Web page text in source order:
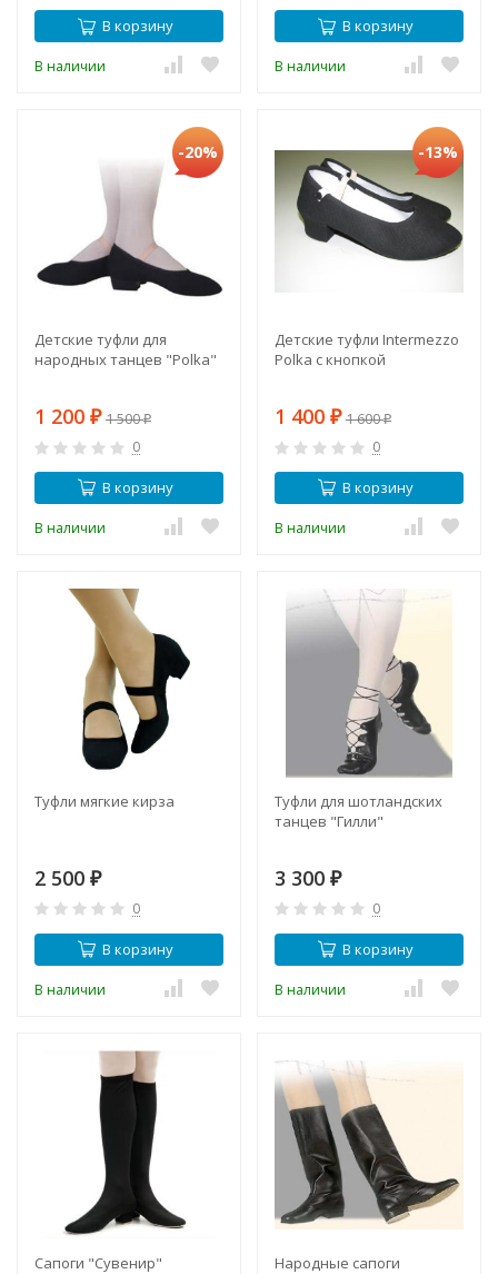
В корзину
В наличии
В корзину
В наличии
-20%
Детские туфли для
народных танцев "Polka"
1 200 ₽ 1 500₽
0
В корзину
В наличии
-13%
Детские туфли Intermezzo
Polka с кнопкой
1 400 ₽ 1 600₽
0
В корзину
В наличии
Туфли мягкие кирза
2 500 ₽
0
В корзину
В наличии
Туфли для шотландских
танцев "Гилли"
3 300 ₽
0
В корзину
В наличии
Сапоги "Сувенир" Народные сапоги